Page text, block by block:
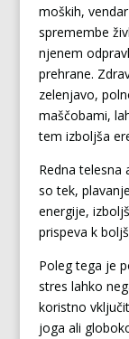
moških,
spremembe
njenem
prehrane.
zelenjavo,
maščobami,
tem izboljša
Redna telesna
so tek,
energije,
prispeva k
Poleg tega je
stres lahko
koristno
joga ali